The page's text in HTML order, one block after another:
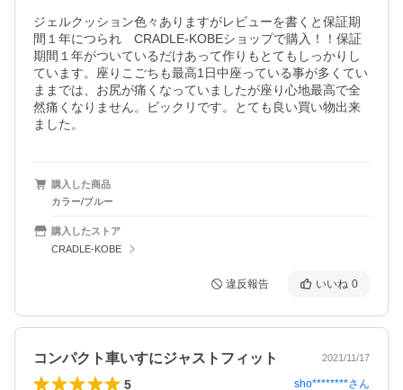
ジェルクッション色々ありますがレビューを書くと保証期
間１年につられ　CRADLE-KOBEショップで購入！！保証
期間１年がついているだけあって作りもとてもしっかりし
ています。座りこごちも最高1日中座っている事が多くてい
ままでは、お尻が痛くなっていましたが座り心地最高で全
然痛くなりません。ビックリです。とても良い買い物出来
ました。
購入した商品
カラー/ブルー
購入したストア
CRADLE-KOBE
違反報告 いいね 0
コンパクト車いすにジャストフィット 2021/11/17
5 sho********さん